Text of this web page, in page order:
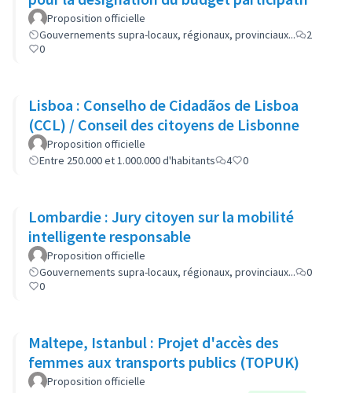
Proposition officielle
Gouvernements supra-locaux, régionaux, provinciaux...
2
0
Lisboa : Conselho de Cidadãos de Lisboa
(CCL) / Conseil des citoyens de Lisbonne
Proposition officielle
Entre 250.000 et 1.000.000 d'habitants
4 0
Lombardie : Jury citoyen sur la mobilité
intelligente responsable
Proposition officielle
Gouvernements supra-locaux, régionaux, provinciaux...
0
0
Maltepe, Istanbul : Projet d'accès des
femmes aux transports publics (TOPUK)
Proposition officielle